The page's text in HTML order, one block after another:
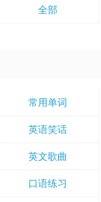
全部
常用单词
英语笑话
英文歌曲
口语练习